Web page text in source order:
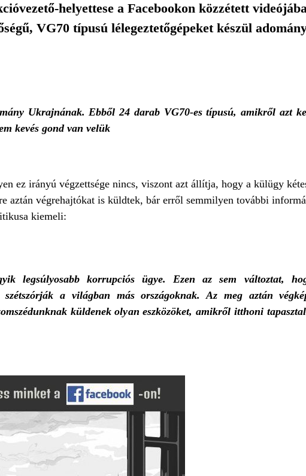
helyettese a Facebookon közzétett
VG70 típusú lélegeztetőgépeket készül
Ukrajnának. Ebből 24 darab VG70-es típusú, amikről azt
kevés gond van velük
ez irányú végzettsége nincs, viszont azt állítja, hogy a külügy
aztán végrehajtókat is küldtek, bár erről semmilyen további
kiemeli:
legsúlyosabb korrupciós ügye. Ezen az sem változtat,
szétszórják a világban más országoknak. Az meg aztán
küldenek olyan eszközöket, amikről itthoni